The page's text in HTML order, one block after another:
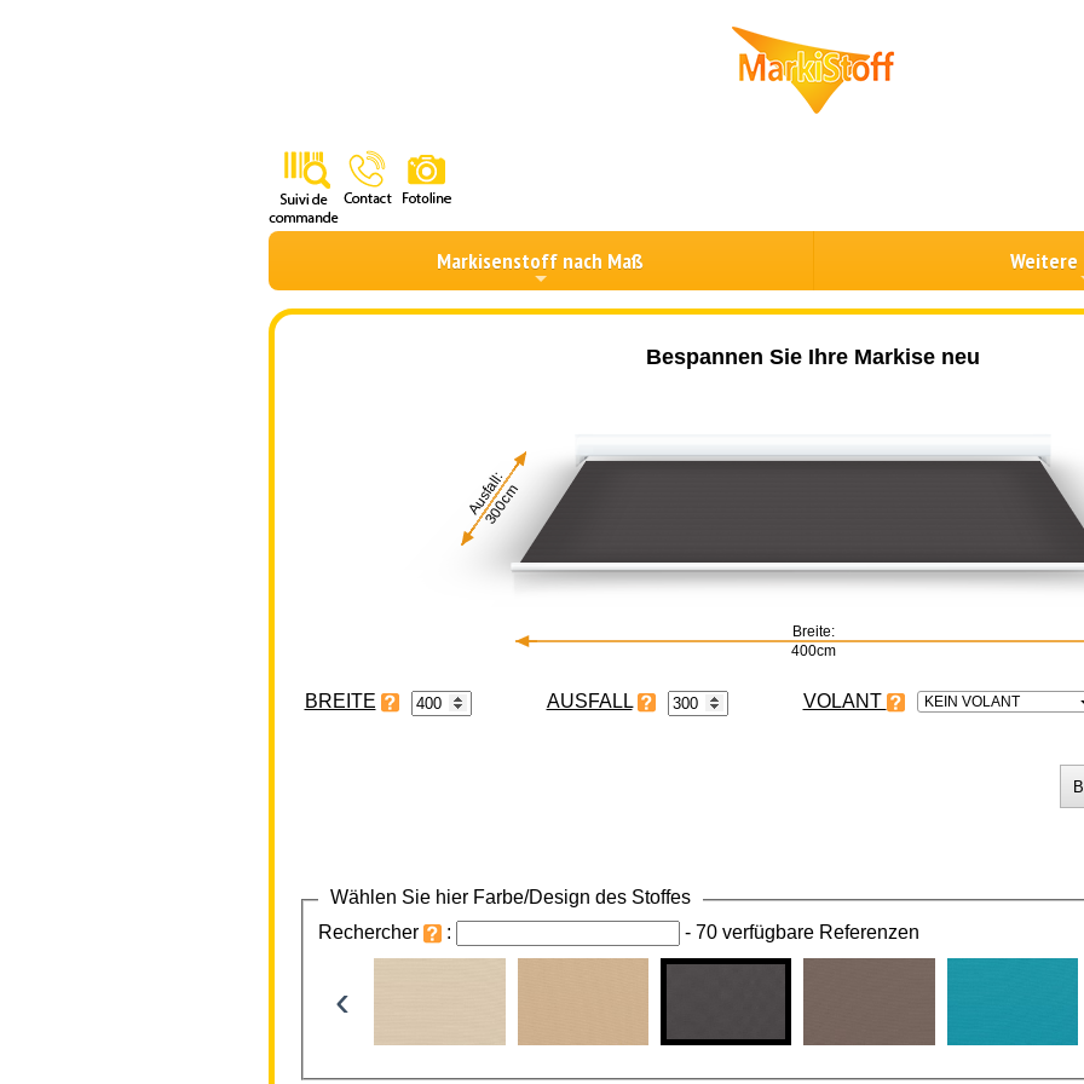
Markisenstoff nach Maß Weitere
Bespannen Sie Ihre Markise neu
Breite:
400cm
Ausfall:
300cm
BREITE VOLANT KEIN VOLANT
Wählen Sie hier Farbe/Design des Stoffes
Rechercher
: - 70 verfügbare Referenzen
‹